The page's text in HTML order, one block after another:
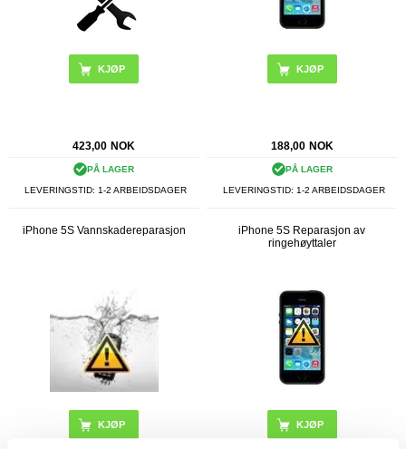
423,00 NOK
PÅ LAGER
LEVERINGSTID: 1-2 ARBEIDSDAGER
188,00 NOK
PÅ LAGER
LEVERINGSTID: 1-2 ARBEIDSDAGER
iPhone 5S Vannskadereparasjon
iPhone 5S Reparasjon av
ringehøyttaler